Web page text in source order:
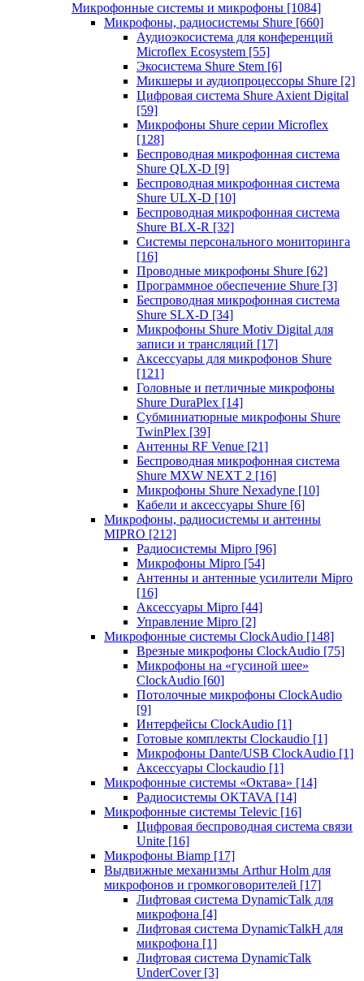
Микрофонные системы и микрофоны [1084]
Микрофоны, радиосистемы Shure [660]
Аудиоэкосистема для конференций
Microflex Ecosystem [55]
Экосистема Shure Stem [6]
Микшеры и аудиопроцессоры Shure [2]
Цифровая система Shure Axient Digital
[59]
Микрофоны Shure серии Microflex
[128]
Беспроводная микрофонная система
Shure QLX-D [9]
Беспроводная микрофонная система
Shure ULX-D [10]
Беспроводная микрофонная система
Shure BLX-R [32]
Системы персонального мониторинга
[16]
Проводные микрофоны Shure [62]
Программное обеспечение Shure [3]
Беспроводная микрофонная система
Shure SLX-D [34]
Микрофоны Shure Motiv Digital для
записи и трансляций [17]
Аксессуары для микрофонов Shure
[121]
Головные и петличные микрофоны
Shure DuraPlex [14]
Субминиатюрные микрофоны Shure
TwinPlex [39]
Антенны RF Venue [21]
Беспроводная микрофонная система
Shure MXW NEXT 2 [16]
Микрофоны Shure Nexadyne [10]
Кабели и аксессуары Shure [6]
Микрофоны, радиосистемы и антенны
MIPRO [212]
Радиосистемы Mipro [96]
Микрофоны Mipro [54]
Антенны и антенные усилители Mipro
[16]
Аксессуары Mipro [44]
Управление Mipro [2]
Микрофонные системы ClockAudio [148]
Врезные микрофоны ClockAudio [75]
Микрофоны на «гусиной шее»
ClockAudio [60]
Потолочные микрофоны ClockAudio
[9]
Интерфейсы ClockAudio [1]
Готовые комплекты Clockaudio [1]
Микрофоны Dante/USB ClockAudio [1]
Аксессуары Clockaudio [1]
Микрофонные системы «Октава» [14]
Радиосистемы OKTAVA [14]
Микрофонные системы Televic [16]
Цифровая беспроводная система связи
Unite [16]
Микрофоны Biamp [17]
Выдвижные механизмы Arthur Holm для
микрофонов и громкоговорителей [17]
Лифтовая система DynamicTalk для
микрофона [4]
Лифтовая система DynamicTalkH для
микрофона [1]
Лифтовая система DynamicTalk
UnderCover [3]